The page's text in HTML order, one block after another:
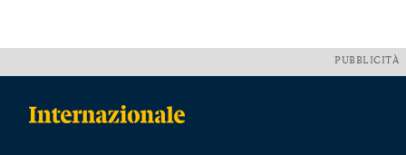
PUBBLICITÀ